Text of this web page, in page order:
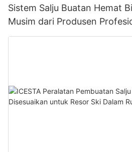
Sistem Salju Buatan Hemat
Musim dari Produsen